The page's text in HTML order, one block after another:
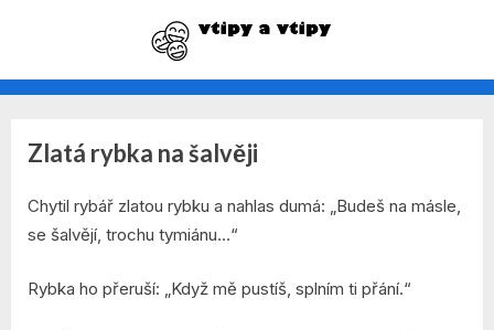
Rubrika:
Vtipy
o
rybářích
Zlatá rybka na šalvěji
on
Chytil rybář zlatou rybku a nahlas dumá: „Budeš na másle,
se šalvějí, trochu tymiánu…“
Rybka ho přeruší: „Když mě pustíš, splním ti přání.“